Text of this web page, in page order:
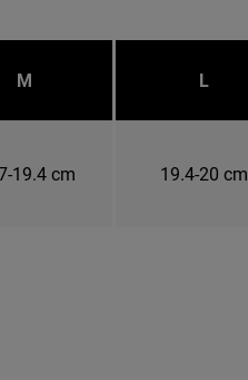
M L
19.4 cm 19.4-20 cm